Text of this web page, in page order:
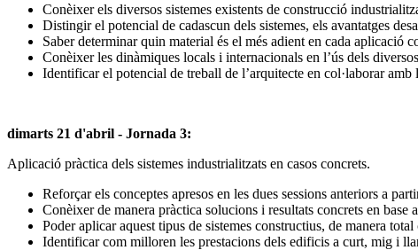
Conèixer els diversos sistemes existents de construcció
Distingir el potencial de cadascun dels sistemes, els avantatges
Saber determinar quin material és el més adient en cada aplicació
Conèixer les dinàmiques locals i internacionals en l’ús dels
Identificar el potencial de treball de l’arquitecte en col·laborar
dimarts 21 d'abril - Jornada 3:
Aplicació pràctica dels sistemes industrialitzats en casos concrets.
Reforçar els conceptes apresos en les dues sessions anteriors a
Conèixer de manera pràctica solucions i resultats concrets en
Poder aplicar aquest tipus de sistemes constructius, de manera
Identificar com milloren les prestacions dels edificis a curt, mig i